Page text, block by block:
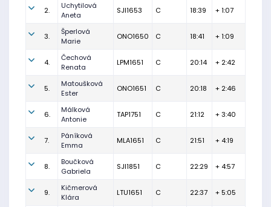
2.
Uchytilová
Aneta
SJI1653 C 18:39 + 1:07
3.
Šperlová
Marie
ONO1650 C 18:41 + 1:09
4.
Čechová
Renata
LPM1651 C 20:14 + 2:42
5.
Matoušková
Ester
ONO1651 C 20:18 + 2:46
6.
Málková
Antonie
TAP1751 C 21:12 + 3:40
7.
Páníková
Emma
MLA1651 C 21:51 + 4:19
8.
Boučková
Gabriela
SJI1851 C 22:29 + 4:57
9.
Kičmerová
Klára
LTU1651 C 22:37 + 5:05